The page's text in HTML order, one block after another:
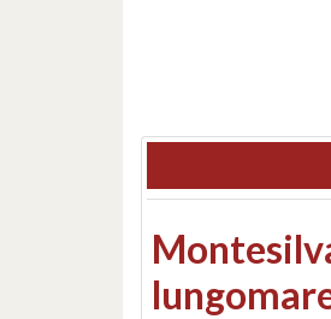
Consiglio
Consorzi